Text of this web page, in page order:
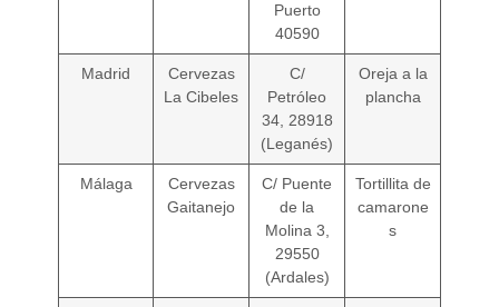
Puerto
40590
Madrid
Cervezas
La Cibeles
C/
Petróleo
34, 28918
(Leganés)
Oreja a la
plancha
Málaga
Cervezas
Gaitanejo
C/ Puente
de la
Molina 3,
29550
(Ardales)
Tortillita de
camarone
s